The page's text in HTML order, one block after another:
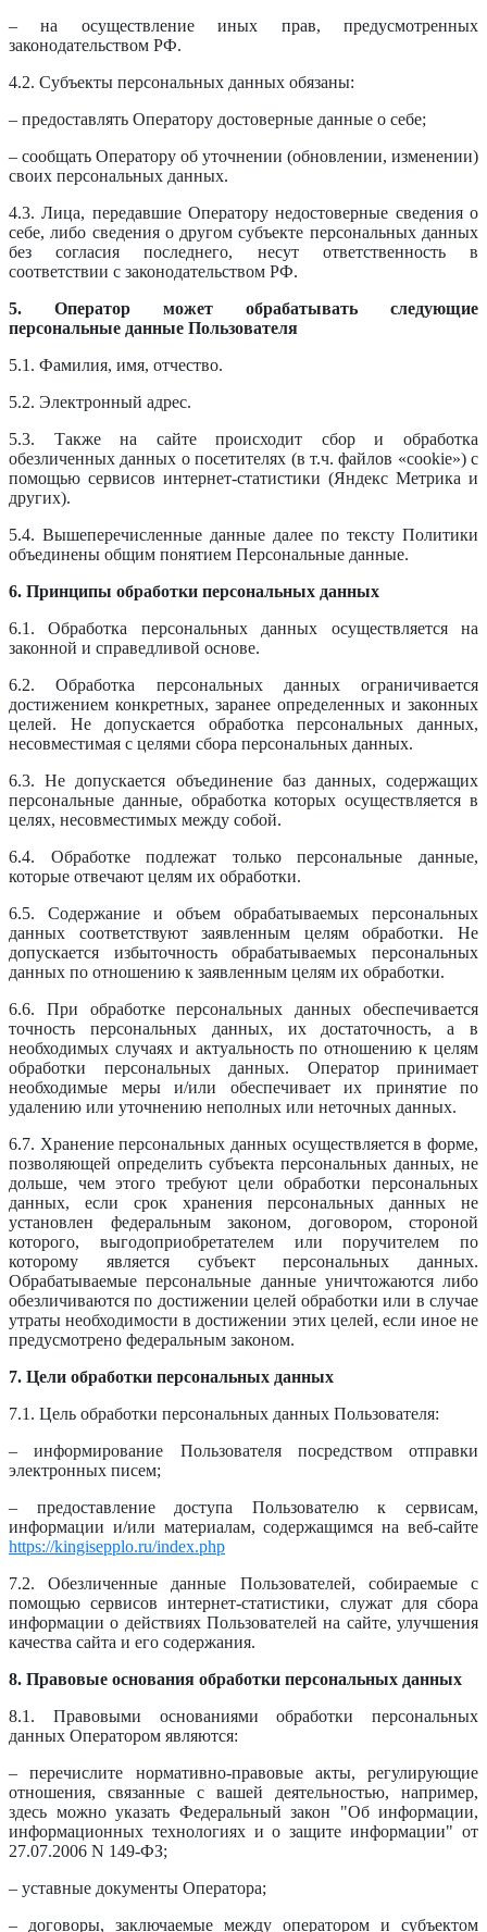
– на осуществление иных прав, предусмотренных
законодательством РФ.
4.2. Субъекты персональных данных обязаны:
– предоставлять Оператору достоверные данные о себе;
– сообщать Оператору об уточнении (обновлении, изменении)
своих персональных данных.
4.3. Лица, передавшие Оператору недостоверные сведения о
себе, либо сведения о другом субъекте персональных данных
без согласия последнего, несут ответственность в
соответствии с законодательством РФ.
5. Оператор может обрабатывать следующие
персональные данные Пользователя
5.1. Фамилия, имя, отчество.
5.2. Электронный адрес.
5.3. Также на сайте происходит сбор и обработка
обезличенных данных о посетителях (в т.ч. файлов «cookie») с
помощью сервисов интернет-статистики (Яндекс Метрика и
других).
5.4. Вышеперечисленные данные далее по тексту Политики
объединены общим понятием Персональные данные.
6. Принципы обработки персональных данных
6.1. Обработка персональных данных осуществляется на
законной и справедливой основе.
6.2. Обработка персональных данных ограничивается
достижением конкретных, заранее определенных и законных
целей. Не допускается обработка персональных данных,
несовместимая с целями сбора персональных данных.
6.3. Не допускается объединение баз данных, содержащих
персональные данные, обработка которых осуществляется в
целях, несовместимых между собой.
6.4. Обработке подлежат только персональные данные,
которые отвечают целям их обработки.
6.5. Содержание и объем обрабатываемых персональных
данных соответствуют заявленным целям обработки. Не
допускается избыточность обрабатываемых персональных
данных по отношению к заявленным целям их обработки.
6.6. При обработке персональных данных обеспечивается
точность персональных данных, их достаточность, а в
необходимых случаях и актуальность по отношению к целям
обработки персональных данных. Оператор принимает
необходимые меры и/или обеспечивает их принятие по
удалению или уточнению неполных или неточных данных.
6.7. Хранение персональных данных осуществляется в форме,
позволяющей определить субъекта персональных данных, не
дольше, чем этого требуют цели обработки персональных
данных, если срок хранения персональных данных не
установлен федеральным законом, договором, стороной
которого, выгодоприобретателем или поручителем по
которому является субъект персональных данных.
Обрабатываемые персональные данные уничтожаются либо
обезличиваются по достижении целей обработки или в случае
утраты необходимости в достижении этих целей, если иное не
предусмотрено федеральным законом.
7. Цели обработки персональных данных
7.1. Цель обработки персональных данных Пользователя:
– информирование Пользователя посредством отправки
электронных писем;
– предоставление доступа Пользователю к сервисам,
информации и/или материалам, содержащимся на веб-сайте
https://kingisepplo.ru/index.php
7.2. Обезличенные данные Пользователей, собираемые с
помощью сервисов интернет-статистики, служат для сбора
информации о действиях Пользователей на сайте, улучшения
качества сайта и его содержания.
8. Правовые основания обработки персональных данных
8.1. Правовыми основаниями обработки персональных
данных Оператором являются:
– перечислите нормативно-правовые акты, регулирующие
отношения, связанные с вашей деятельностью, например,
здесь можно указать Федеральный закон "Об информации,
информационных технологиях и о защите информации" от
27.07.2006 N 149-ФЗ;
– уставные документы Оператора;
– договоры, заключаемые между оператором и субъектом